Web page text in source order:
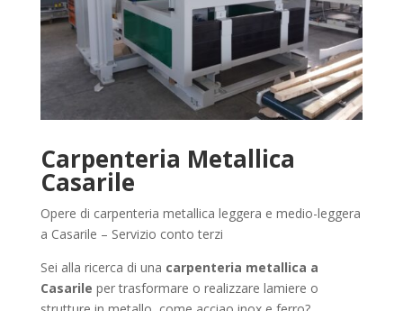
Carpenteria Metallica
Casarile
Opere di carpenteria metallica leggera e medio-leggera
a Casarile – Servizio conto terzi
Sei alla ricerca di una carpenteria metallica a
Casarile per trasformare o realizzare lamiere o